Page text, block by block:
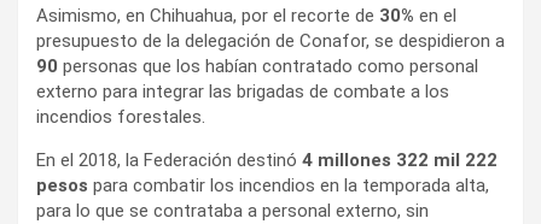
Asimismo, en Chihuahua, por el recorte de 30% en el
presupuesto de la delegación de Conafor, se despidieron a
90 personas que los habían contratado como personal
externo para integrar las brigadas de combate a los
incendios forestales.
En el 2018, la Federación destinó 4 millones 322 mil 222
pesos para combatir los incendios en la temporada alta,
para lo que se contrataba a personal externo, sin